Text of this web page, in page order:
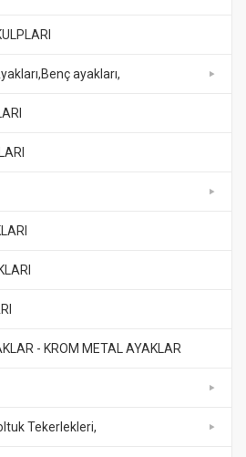
ayakları,
- KROM METAL AYAKLAR
Tekerlekleri,